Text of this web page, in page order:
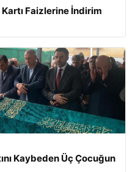
Faizlerine İndirim
Kaybeden Üç Çocuğun